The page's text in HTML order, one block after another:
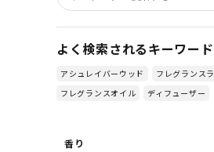
よく検索されるキーワード
アシュレイバーウッド
フレグランス
フレグランスオイル
ディフューザー
香り